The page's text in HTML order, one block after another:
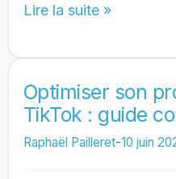
Quelle
la
différence
entre
un
Lire la suite »
Optimiser son
TikTok : guide
Raphaël Pailleret-10 juin